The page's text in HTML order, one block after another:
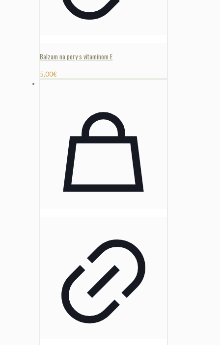
Balzam na pery s vitamínom E
5,00€